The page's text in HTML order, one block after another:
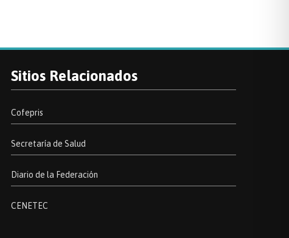
Sitios Relacionados
Cofepris
Secretaría de Salud
Diario de la Federación
CENETEC